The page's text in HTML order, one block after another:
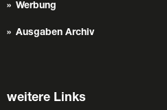
Werbung
Ausgaben Archiv
weitere Links